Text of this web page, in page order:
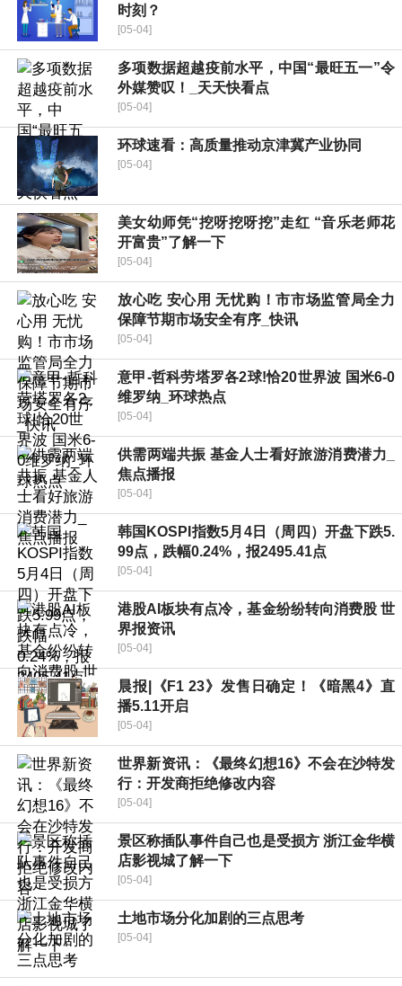
时刻？
[05-04]
多项数据超越疫前水平，中国“最旺五一”令
外媒赞叹！_天天快看点
[05-04]
环球速看：高质量推动京津冀产业协同
[05-04]
美女幼师凭“挖呀挖呀挖”走红 “音乐老师花
开富贵”了解一下
[05-04]
放心吃 安心用 无忧购！市市场监管局全力
保障节期市场安全有序_快讯
[05-04]
意甲-哲科劳塔罗各2球!恰20世界波 国米6-0
维罗纳_环球热点
[05-04]
供需两端共振 基金人士看好旅游消费潜力_
焦点播报
[05-04]
韩国KOSPI指数5月4日（周四）开盘下跌5.
99点，跌幅0.24%，报2495.41点
[05-04]
港股AI板块有点冷，基金纷纷转向消费股 世
界报资讯
[05-04]
晨报|《F1 23》发售日确定！《暗黑4》直
播5.11开启
[05-04]
世界新资讯：《最终幻想16》不会在沙特发
行：开发商拒绝修改内容
[05-04]
景区称插队事件自己也是受损方 浙江金华横
店影视城了解一下
[05-04]
土地市场分化加剧的三点思考
[05-04]